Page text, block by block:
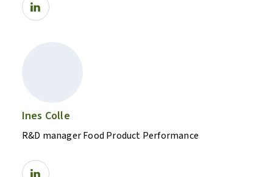
Ines Colle
R&D manager Food Product Performance